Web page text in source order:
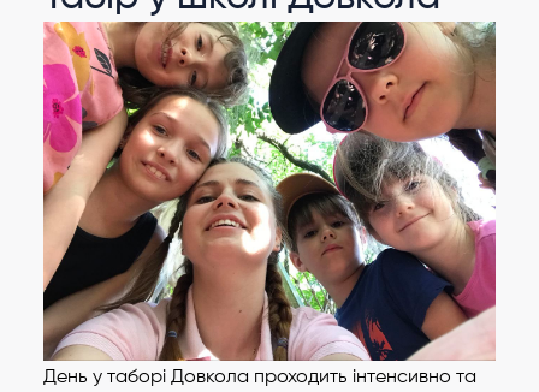
День у таборі Довкола проходить інтенсивно та